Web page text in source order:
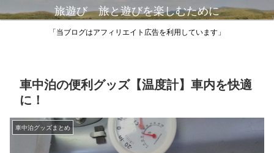
旅遊び 旅と遊びを楽しむために
「当ブログはアフィリエイト広告を利用しています」
車中泊の便利グッズ【温度計】車内を快適
に！
車中泊グッズまとめ